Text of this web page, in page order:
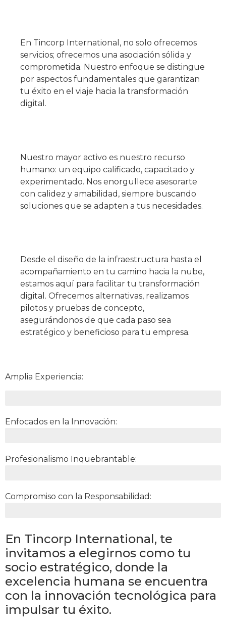
En Tincorp International, no solo ofrecemos
servicios; ofrecemos una asociación sólida y
comprometida. Nuestro enfoque se distingue
por aspectos fundamentales que garantizan
tu éxito en el viaje hacia la transformación
digital.
Nuestro mayor activo es nuestro recurso
humano: un equipo calificado, capacitado y
experimentado. Nos enorgullece asesorarte
con calidez y amabilidad, siempre buscando
soluciones que se adapten a tus necesidades.
Desde el diseño de la infraestructura hasta el
acompañamiento en tu camino hacia la nube,
estamos aquí para facilitar tu transformación
digital. Ofrecemos alternativas, realizamos
pilotos y pruebas de concepto,
asegurándonos de que cada paso sea
estratégico y beneficioso para tu empresa.
Amplia Experiencia:
Enfocados en la Innovación:
Profesionalismo Inquebrantable:
Compromiso con la Responsabilidad:
En Tincorp International, te
invitamos a elegirnos como tu
socio estratégico, donde la
excelencia humana se encuentra
con la innovación tecnológica para
impulsar tu éxito.